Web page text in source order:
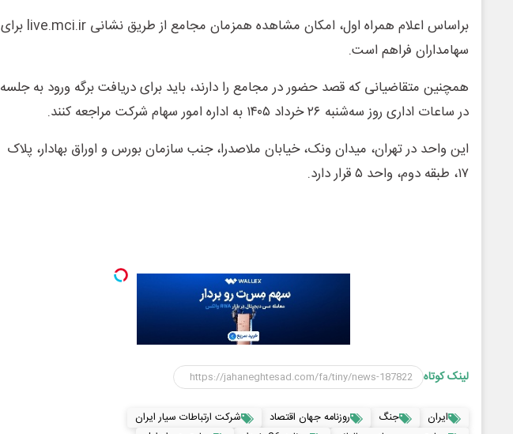
براساس اعلام همراه اول، امکان مشاهده همزمان مجامع از طریق نشانی live.mci.ir برای
سهامداران فراهم است.
همچنین متقاضیانی که قصد حضور در مجامع را دارند، باید برای دریافت برگه ورود به جلسه
در ساعات اداری روز سه‌شنبه ۲۶ خرداد ۱۴۰۵ به اداره امور سهام شرکت مراجعه کنند.
این واحد در تهران، میدان ونک، خیابان ملاصدرا، جنب سازمان بورس و اوراق بهادار، پلاک
۱۷، طبقه دوم، واحد ۵ قرار دارد.
لینک کوتاه
ایران جنگ روزنامه جهان اقتصاد
شرکت ارتباطات سیار ایران